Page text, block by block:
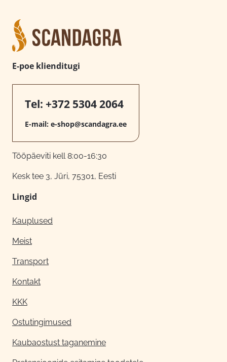
E-poe klienditugi
Tel: +372 5304 2064
E-mail: e-shop@scandagra.ee
Tööpäeviti kell 8:00-16:30
Kesk tee 3, Jüri, 75301, Eesti
Lingid
Kauplused
Meist
Transport
Kontakt
KKK
Ostutingimused
Kaubaostust taganemine